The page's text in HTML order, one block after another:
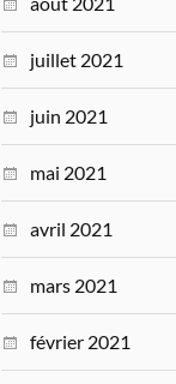
juillet 2021
juin 2021
mai 2021
avril 2021
mars 2021
février 2021